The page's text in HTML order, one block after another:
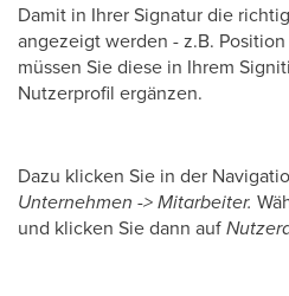
Damit in Ihrer Signatur die
angezeigt werden - z.B.
müssen Sie diese in Ihrem
Nutzerprofil ergänzen.
Dazu klicken Sie in der
Unternehmen -> Mitarbeiter.
und klicken Sie dann auf